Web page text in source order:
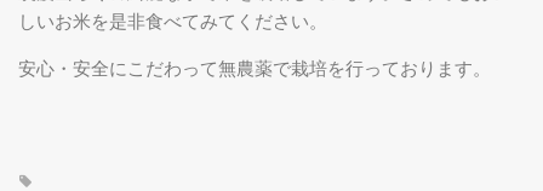
組合員一覧
しいお米を是非食べてみてください。
安心・安全にこだわって無農薬で栽培を行っております。